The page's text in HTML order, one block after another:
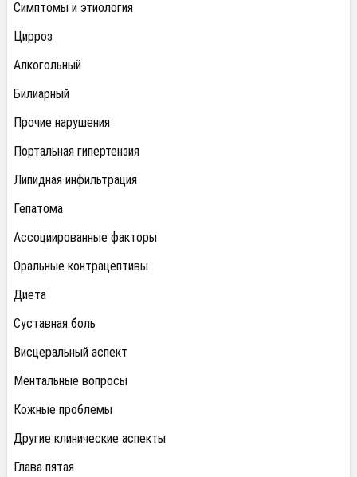
Симптомы и этиология
Цирроз
Алкогольный
Билиарный
Прочие нарушения
Портальная гипертензия
Липидная инфильтрация
Гепатома
Ассоциированные факторы
Оральные контрацептивы
Диета
Суставная боль
Висцеральный аспект
Ментальные вопросы
Кожные проблемы
Другие клинические аспекты
Глава пятая